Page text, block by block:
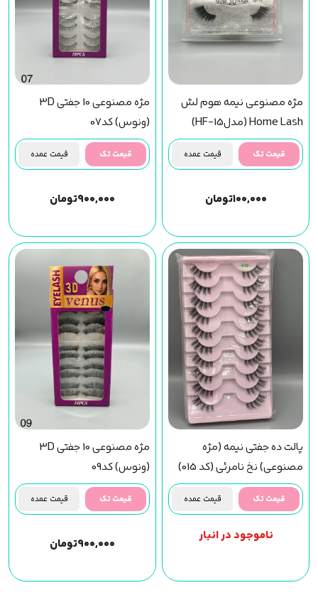
مژه مصنوعی نیمه هوم لش
Home Lash (مدلHF-15)
قیمت تک قیمت عمده
۱۰۰,۰۰۰تومان
مژه مصنوعی 10 جفتی 3D
(ونوس) کد07
قیمت تک قیمت عمده
۹۰۰,۰۰۰تومان
پالت ده جفتی نیمه (مژه
مصنوعی) نخ نامرئی (کد 015)
قیمت تک قیمت عمده
ناموجود در انبار
مژه مصنوعی 10 جفتی 3D
(ونوس) کد09
قیمت تک قیمت عمده
۹۰۰,۰۰۰تومان